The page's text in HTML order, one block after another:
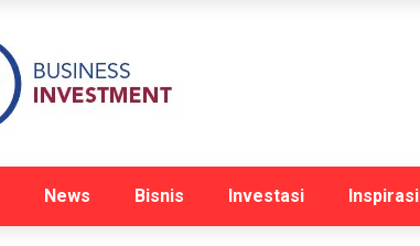
News Bisnis Investasi Inspirasi